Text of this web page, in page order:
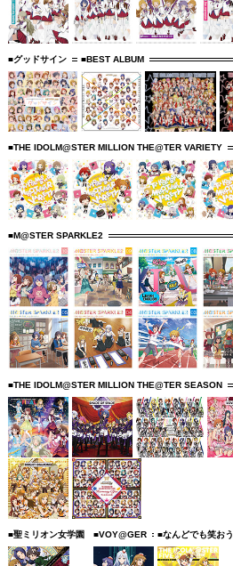
■グッドサイン ■BEST ALBUM
■THE IDOLM@STER MILLION THE@TER VARIETY
■M@STER SPARKLE2
■THE IDOLM@STER MILLION THE@TER SEASON
■聖ミリオン女学園 ■VOY@GER ■なんどでも笑おう